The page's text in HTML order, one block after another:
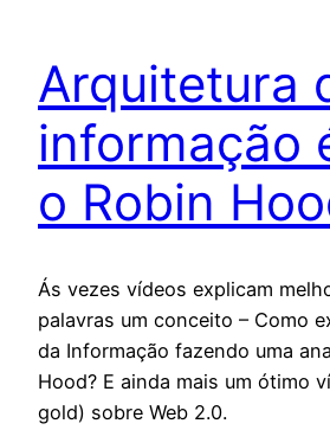
Arquitetura
informação
o Robin
Ás vezes vídeos explicam
palavras um conceito – Como
da Informação fazendo uma
Hood? E ainda mais um ótimo
gold) sobre Web 2.0.